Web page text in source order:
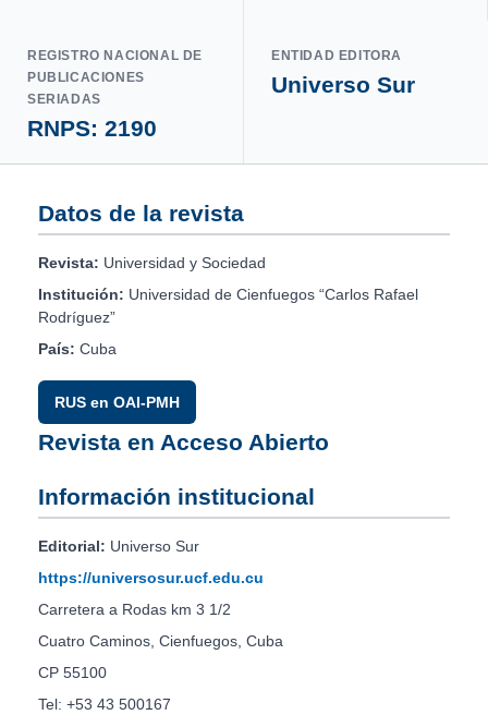
REGISTRO NACIONAL DE
PUBLICACIONES
SERIADAS
RNPS: 2190
ENTIDAD EDITORA
Universo Sur
Datos de la revista
Revista: Universidad y Sociedad
Institución: Universidad de Cienfuegos “Carlos Rafael
Rodríguez”
País: Cuba
RUS en OAI-PMH
Revista en Acceso Abierto
Información institucional
Editorial: Universo Sur
https://universosur.ucf.edu.cu
Carretera a Rodas km 3 1/2
Cuatro Caminos, Cienfuegos, Cuba
CP 55100
Tel: +53 43 500167